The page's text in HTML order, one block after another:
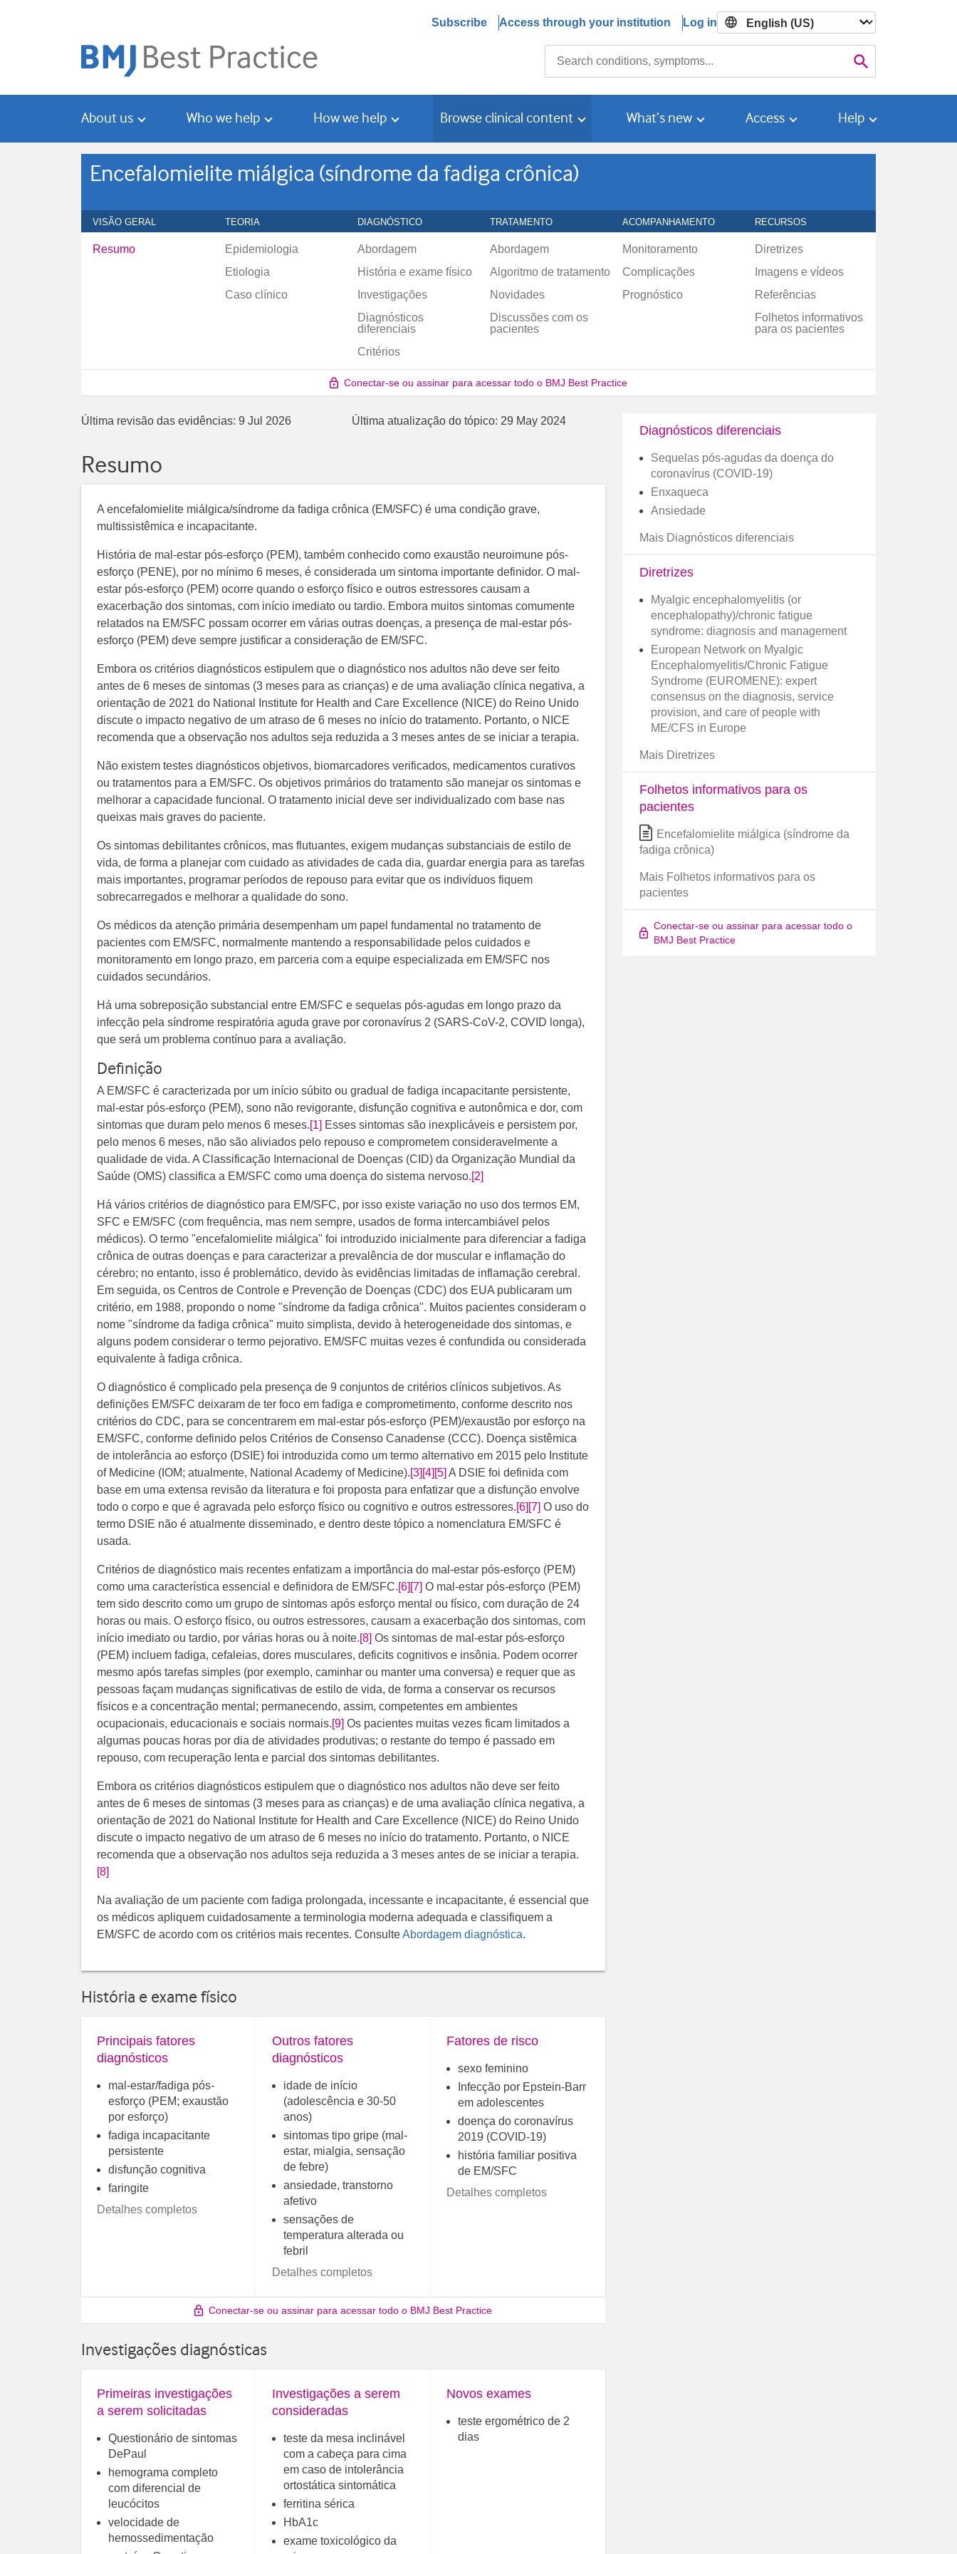
Subscribe Access through your institution Log in

About us Who we help How we help Browse clinical content What’s new Access Help
Encefalomielite miálgica (síndrome da fadiga crônica)
VISÃO GERAL TEORIA DIAGNÓSTICO TRATAMENTO ACOMPANHAMENTO RECURSOS
Resumo
Epidemiologia
Etiologia
Caso clínico
Abordagem
História e exame físico
Investigações
Diagnósticos
diferenciais
Critérios
Abordagem
Algoritmo de tratamento
Novidades
Discussões com os
pacientes
Monitoramento
Complicações
Prognóstico
Diretrizes
Imagens e vídeos
Referências
Folhetos informativos
para os pacientes
Conectar-se ou assinar para acessar todo o BMJ Best Practice
Última revisão das evidências: 9 Jul 2026 Última atualização do tópico: 29 May 2024
Resumo
A encefalomielite miálgica/síndrome da fadiga crônica (EM/SFC) é uma condição grave,
multissistêmica e incapacitante.
História de mal-estar pós-esforço (PEM), também conhecido como exaustão neuroimune pós-
esforço (PENE), por no mínimo 6 meses, é considerada um sintoma importante definidor. O mal-
estar pós-esforço (PEM) ocorre quando o esforço físico e outros estressores causam a
exacerbação dos sintomas, com início imediato ou tardio. Embora muitos sintomas comumente
relatados na EM/SFC possam ocorrer em várias outras doenças, a presença de mal-estar pós-
esforço (PEM) deve sempre justificar a consideração de EM/SFC.
Embora os critérios diagnósticos estipulem que o diagnóstico nos adultos não deve ser feito
antes de 6 meses de sintomas (3 meses para as crianças) e de uma avaliação clínica negativa, a
orientação de 2021 do National Institute for Health and Care Excellence (NICE) do Reino Unido
discute o impacto negativo de um atraso de 6 meses no início do tratamento. Portanto, o NICE
recomenda que a observação nos adultos seja reduzida a 3 meses antes de se iniciar a terapia.
Não existem testes diagnósticos objetivos, biomarcadores verificados, medicamentos curativos
ou tratamentos para a EM/SFC. Os objetivos primários do tratamento são manejar os sintomas e
melhorar a capacidade funcional. O tratamento inicial deve ser individualizado com base nas
queixas mais graves do paciente.
Os sintomas debilitantes crônicos, mas flutuantes, exigem mudanças substanciais de estilo de
vida, de forma a planejar com cuidado as atividades de cada dia, guardar energia para as tarefas
mais importantes, programar períodos de repouso para evitar que os indivíduos fiquem
sobrecarregados e melhorar a qualidade do sono.
Os médicos da atenção primária desempenham um papel fundamental no tratamento de
pacientes com EM/SFC, normalmente mantendo a responsabilidade pelos cuidados e
monitoramento em longo prazo, em parceria com a equipe especializada em EM/SFC nos
cuidados secundários.
Há uma sobreposição substancial entre EM/SFC e sequelas pós-agudas em longo prazo da
infecção pela síndrome respiratória aguda grave por coronavírus 2 (SARS-CoV-2, COVID longa),
que será um problema contínuo para a avaliação.
Definição
A EM/SFC é caracterizada por um início súbito ou gradual de fadiga incapacitante persistente,
mal-estar pós-esforço (PEM), sono não revigorante, disfunção cognitiva e autonômica e dor, com
sintomas que duram pelo menos 6 meses.[1] Esses sintomas são inexplicáveis e persistem por,
pelo menos 6 meses, não são aliviados pelo repouso e comprometem consideravelmente a
qualidade de vida. A Classificação Internacional de Doenças (CID) da Organização Mundial da
Saúde (OMS) classifica a EM/SFC como uma doença do sistema nervoso.[2]
Há vários critérios de diagnóstico para EM/SFC, por isso existe variação no uso dos termos EM,
SFC e EM/SFC (com frequência, mas nem sempre, usados de forma intercambiável pelos
médicos). O termo "encefalomielite miálgica" foi introduzido inicialmente para diferenciar a fadiga
crônica de outras doenças e para caracterizar a prevalência de dor muscular e inflamação do
cérebro; no entanto, isso é problemático, devido às evidências limitadas de inflamação cerebral.
Em seguida, os Centros de Controle e Prevenção de Doenças (CDC) dos EUA publicaram um
critério, em 1988, propondo o nome "síndrome da fadiga crônica". Muitos pacientes consideram o
nome "síndrome da fadiga crônica" muito simplista, devido à heterogeneidade dos sintomas, e
alguns podem considerar o termo pejorativo. EM/SFC muitas vezes é confundida ou considerada
equivalente à fadiga crônica.
O diagnóstico é complicado pela presença de 9 conjuntos de critérios clínicos subjetivos. As
definições EM/SFC deixaram de ter foco em fadiga e comprometimento, conforme descrito nos
critérios do CDC, para se concentrarem em mal-estar pós-esforço (PEM)/exaustão por esforço na
EM/SFC, conforme definido pelos Critérios de Consenso Canadense (CCC). Doença sistêmica
de intolerância ao esforço (DSIE) foi introduzida como um termo alternativo em 2015 pelo Institute
of Medicine (IOM; atualmente, National Academy of Medicine).[3] [4] [5] ​​ A DSIE foi definida com
base em uma extensa revisão da literatura e foi proposta para enfatizar que a disfunção envolve
todo o corpo e que é agravada pelo esforço físico ou cognitivo e outros estressores.[6] [7] ​ O uso do
termo DSIE não é atualmente disseminado, e dentro deste tópico a nomenclatura EM/SFC é
usada.
Critérios de diagnóstico mais recentes enfatizam a importância do mal-estar pós-esforço (PEM)
como uma característica essencial e definidora de EM/SFC.[6] [7] O mal-estar pós-esforço (PEM)
tem sido descrito como um grupo de sintomas após esforço mental ou físico, com duração de 24
horas ou mais. O esforço físico, ou outros estressores, causam a exacerbação dos sintomas, com
início imediato ou tardio, por várias horas ou à noite.[8] Os sintomas de mal-estar pós-esforço
(PEM) incluem fadiga, cefaleias, dores musculares, deficits cognitivos e insônia. Podem ocorrer
mesmo após tarefas simples (por exemplo, caminhar ou manter uma conversa) e requer que as
pessoas façam mudanças significativas de estilo de vida, de forma a conservar os recursos
físicos e a concentração mental; permanecendo, assim, competentes em ambientes
ocupacionais, educacionais e sociais normais.[9] Os pacientes muitas vezes ficam limitados a
algumas poucas horas por dia de atividades produtivas; o restante do tempo é passado em
repouso, com recuperação lenta e parcial dos sintomas debilitantes.
Embora os critérios diagnósticos estipulem que o diagnóstico nos adultos não deve ser feito
antes de 6 meses de sintomas (3 meses para as crianças) e de uma avaliação clínica negativa, a
orientação de 2021 do National Institute for Health and Care Excellence (NICE) do Reino Unido
discute o impacto negativo de um atraso de 6 meses no início do tratamento. Portanto, o NICE
recomenda que a observação nos adultos seja reduzida a 3 meses antes de se iniciar a terapia.
[8]
Na avaliação de um paciente com fadiga prolongada, incessante e incapacitante, é essencial que
os médicos apliquem cuidadosamente a terminologia moderna adequada e classifiquem a
EM/SFC de acordo com os critérios mais recentes. ConsulteAbordagem diagnóstica.
História e exame físico
Principais fatores
diagnósticos
mal-estar/fadiga pós-
esforço (PEM; exaustão
por esforço)
fadiga incapacitante
persistente
disfunção cognitiva
faringite
Detalhes completos
Outros fatores
diagnósticos
idade de início
(adolescência e 30-50
anos)
sintomas tipo gripe (mal-
estar, mialgia, sensação
de febre)
ansiedade, transtorno
afetivo
sensações de
temperatura alterada ou
febril
Detalhes completos
Fatores de risco
sexo feminino
Infecção por Epstein-Barr
em adolescentes
doença do coronavírus
2019 (COVID-19)
história familiar positiva
de EM/SFC
Detalhes completos
Conectar-se ou assinar para acessar todo o BMJ Best Practice
Investigações diagnósticas
Primeiras investigações
a serem solicitadas
Questionário de sintomas
DePaul
hemograma completo
com diferencial de
leucócitos
velocidade de
hemossedimentação
Investigações a serem
consideradas
teste da mesa inclinável
com a cabeça para cima
em caso de intolerância
ortostática sintomática
ferritina sérica
HbA1c
exame toxicológico da
Novos exames
teste ergométrico de 2
dias
Diagnósticos diferenciais
Sequelas pós-agudas da doença do
coronavírus (COVID-19)
Enxaqueca
Ansiedade
Mais Diagnósticos diferenciais
Diretrizes
Myalgic encephalomyelitis (or
encephalopathy)/chronic fatigue
syndrome: diagnosis and management
European Network on Myalgic
Encephalomyelitis/Chronic Fatigue
Syndrome (EUROMENE): expert
consensus on the diagnosis, service
provision, and care of people with
ME/CFS in Europe
Mais Diretrizes
Folhetos informativos para os
pacientes
Encefalomielite miálgica (síndrome da
fadiga crônica)
Mais Folhetos informativos para os
pacientes
Conectar-se ou assinar para acessar todo o
BMJ Best Practice